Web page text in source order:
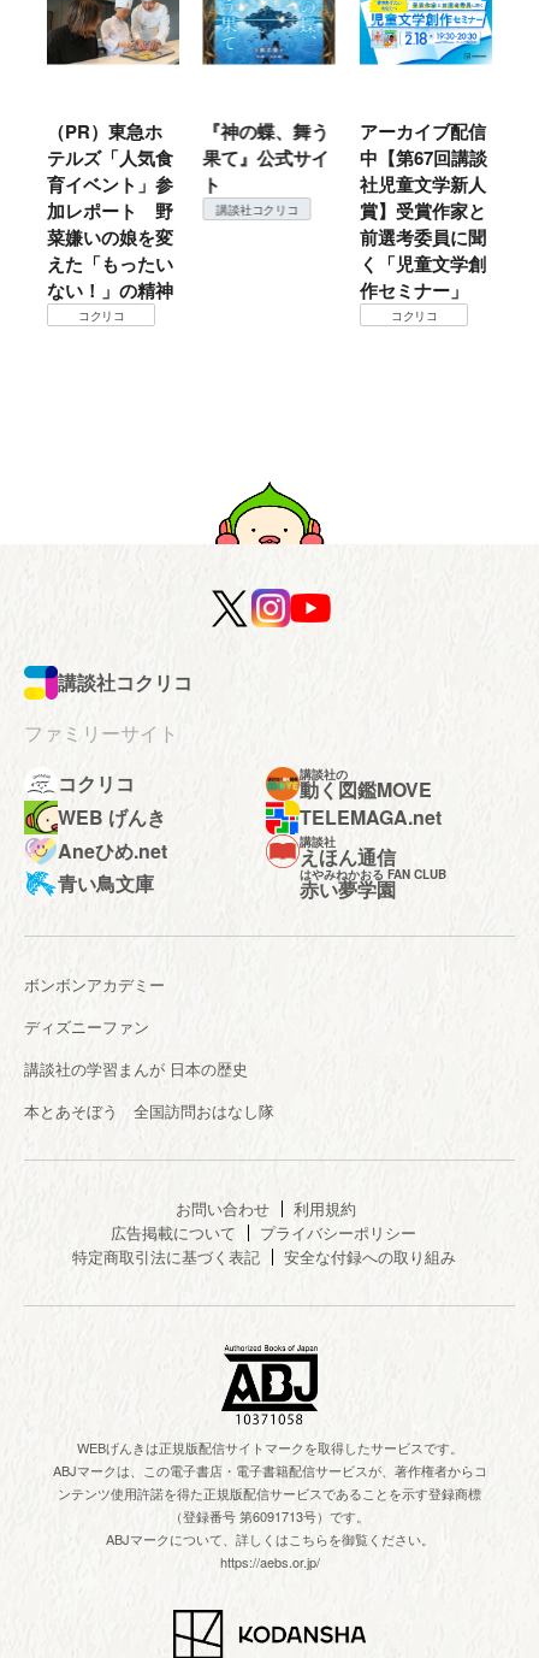
（PR）東急ホ
テルズ「人気食
育イベント」参
加レポート 野
菜嫌いの娘を変
えた「もったい
ない！」の精神
コクリコ
『神の蝶、舞う
果て』公式サイ
ト
講談社コクリコ
アーカイブ配信
中【第67回講談
社児童文学新人
賞】受賞作家と
前選考委員に聞
く「児童文学創
作セミナー」
コクリコ
講談社コクリコ
ファミリーサイト
コクリコ
講談社の
動く図鑑MOVE
WEB げんき
TELEMAGA.net
Aneひめ.net
講談社
えほん通信
青い鳥文庫
はやみねかおる FAN CLUB
赤い夢学園
ボンボンアカデミー
ディズニーファン
講談社の学習まんが 日本の歴史
本とあそぼう 全国訪問おはなし隊
お問い合わせ
利用規約
広告掲載について
プライバシーポリシー
特定商取引法に基づく表記
安全な付録への取り組み
WEBげんきは正規版配信サイトマークを取得したサービスです。
ABJマークは、この電子書店・電子書籍配信サービスが、著作権者からコ
ンテンツ使用許諾を得た正規版配信サービスであることを示す登録商標
（登録番号 第6091713号）です。
ABJマークについて、詳しくはこちらを御覧ください。
https://aebs.or.jp/